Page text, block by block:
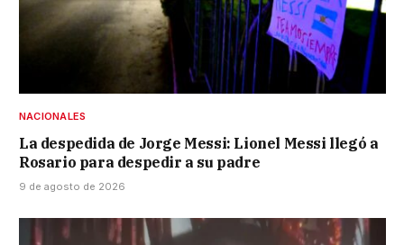
NACIONALES
La despedida de Jorge Messi: Lionel Messi llegó a
Rosario para despedir a su padre
9 de agosto de 2026